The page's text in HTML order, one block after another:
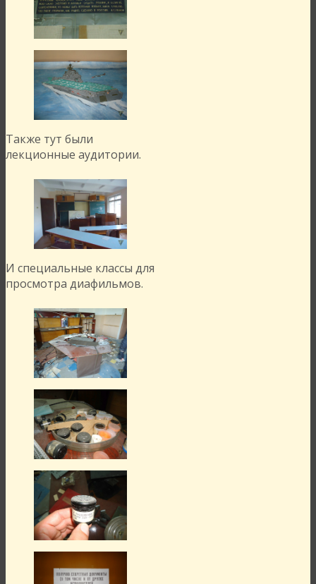
Также тут были
лекционные аудитории.
И специальные классы для
просмотра диафильмов.